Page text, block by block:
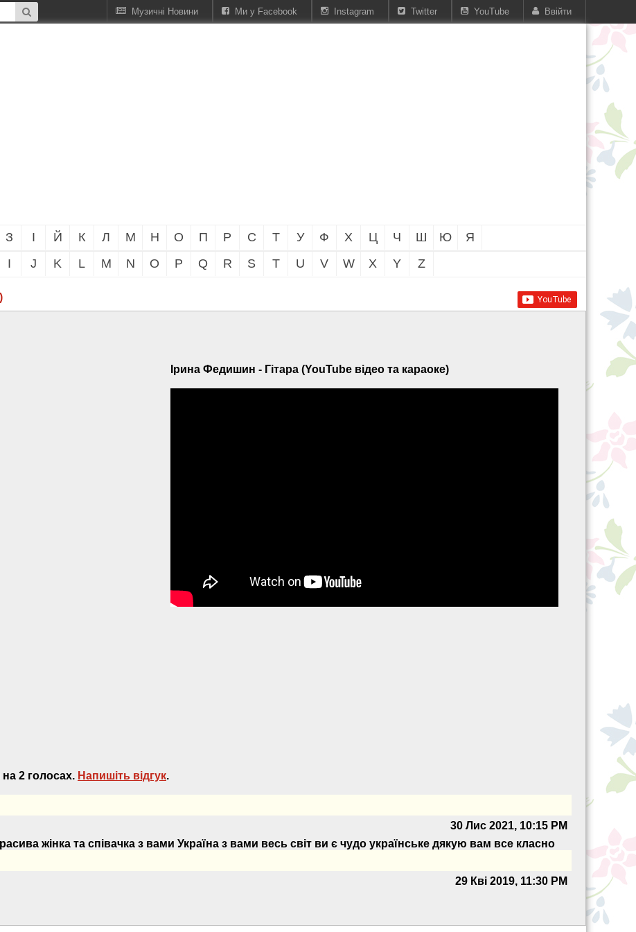
Ввійти
YouTube
Twitter
Instagram
Ми у Facebook
Музичні Новини
З І Й К Л М Н О П Р С Т У Ф Х Ц Ч Ш Ю
Я
I J K L M N O P Q R S T U V W X Y Z
Ірина Федишин - Гітара (YouTube відео та караоке)
2 голосах. Напишiть вiдгук.
30 Лис 2021, 10:15 PM
жінка та співачка з вами Україна з вами весь світ ви є чудо українське дякую вам все класно
29 Кві 2019, 11:30 PM